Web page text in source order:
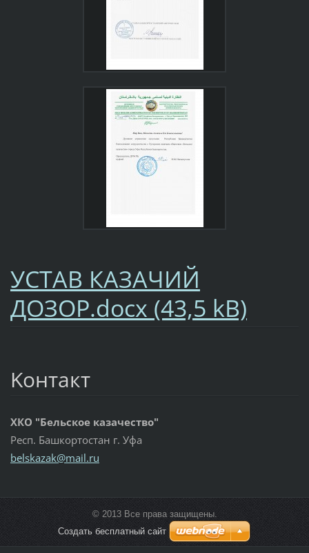
УСТАВ КАЗАЧИЙ
ДОЗОР.docx (43,5 kB)
Koнтакт
ХКО "Бельское казачество"
Респ. Башкортостан г. Уфа
belskazak@mail.ru
© 2013 Все права защищены.
Создать бесплатный сайт